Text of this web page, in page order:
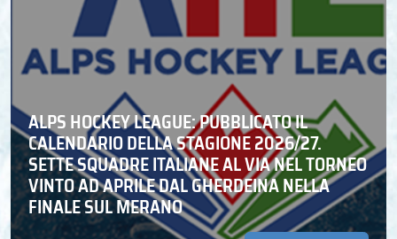
ALPS HOCKEY LEAGUE: PUBBLICATO IL
CALENDARIO DELLA STAGIONE 2026/27.
SETTE SQUADRE ITALIANE AL VIA NEL TORNEO
VINTO AD APRILE DAL GHERDEINA NELLA
FINALE SUL MERANO